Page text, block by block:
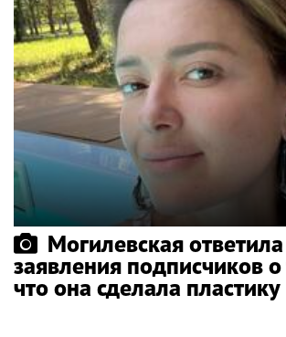
Могилевская
заявления подписчиков
что она сделала пластику